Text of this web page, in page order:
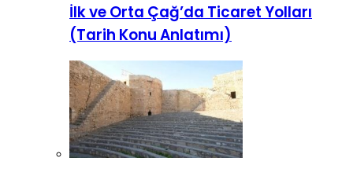
İlk ve Orta Çağ’da Ticaret Yolları
(Tarih Konu Anlatımı)